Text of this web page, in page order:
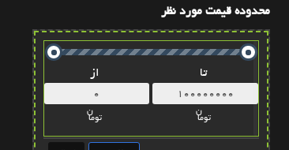
محدوده قیمت مورد نظر
تا
توما
ن
از
توما
ن